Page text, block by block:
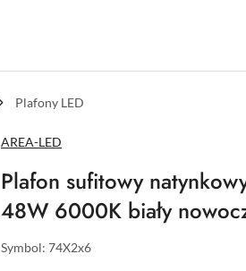
Plafony LED
NAZWA
PRODUCENTA:
AREA-LED
Plafon sufitowy
48W 6000K biały
Symbol: 74X2x6